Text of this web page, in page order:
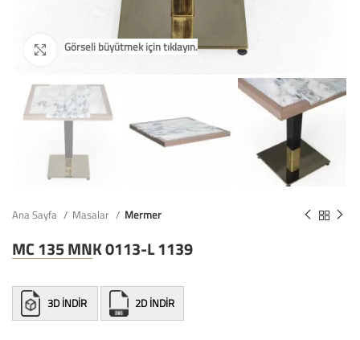
Ana Sayfa Masalar Mermer
MC 135 MNK 0113-L 1139
3D İNDİR 2D İNDİR